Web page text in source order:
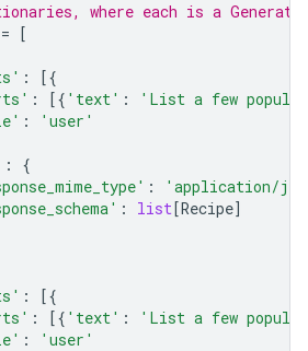
where each is a
= [
:
[{
: [{ 'text' :
'List a few
:
'user'
:
{
:
'application/
: list[Recipe]
:
[{
: [{ 'text' :
'List a few
:
'user'